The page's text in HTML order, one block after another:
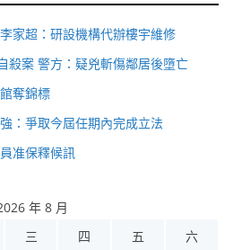
家超：研設機構代辦樓宇維修
殺案 警方：疑兇斬傷鄰居後墮亡
奪錦標
：爭取今屆任期內完成立法
准保釋候訊
年 8 月
三 四 五 六